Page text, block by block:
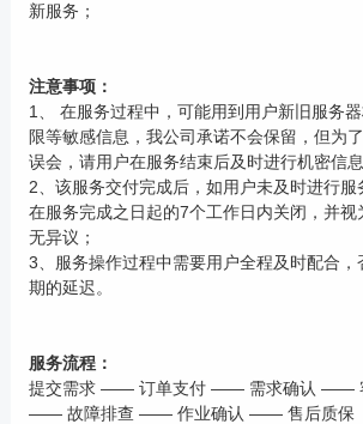
新服务；
注意事项：
1、 在服务过程中，可能用到用户新旧服务
限等敏感信息，我公司承诺不会保留，但为
误会，请用户在服务结束后及时进行机密信
2、该服务交付完成后，如用户未及时进行
在服务完成之日起的7个工作日内关闭，并视
无异议；
3、服务操作过程中需要用户全程及时配合，
期的延迟。
服务流程：
提交需求 —— 订单支付 —— 需求确认 ——
—— 故障排查 —— 作业确认 —— 售后质保